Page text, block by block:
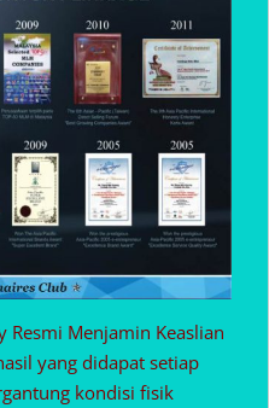
Resmi Menjamin Keaslian
yang didapat setiap
kondisi fisik